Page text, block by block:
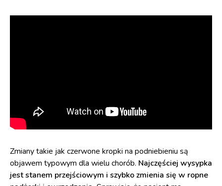
Zmiany takie jak czerwone kropki na podniebieniu są
objawem typowym dla wielu chorób. Najczęściej wysypka
jest stanem przejściowym i szybko zmienia się w ropne